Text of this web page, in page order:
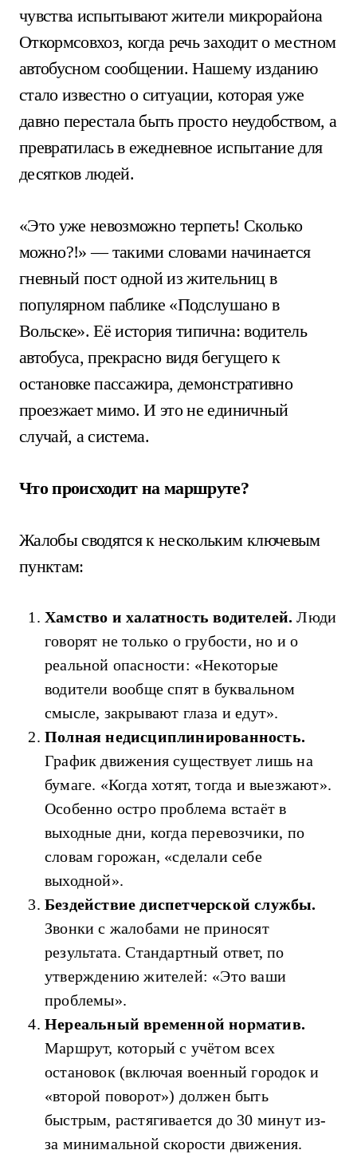
чувства испытывают жители микрорайона
Откормсовхоз, когда речь заходит о местном
автобусном сообщении. Нашему изданию
стало известно о ситуации, которая уже
давно перестала быть просто неудобством, а
превратилась в ежедневное испытание для
десятков людей.
«Это уже невозможно терпеть! Сколько
можно?!» — такими словами начинается
гневный пост одной из жительниц в
популярном паблике «Подслушано в
Вольске». Её история типична: водитель
автобуса, прекрасно видя бегущего к
остановке пассажира, демонстративно
проезжает мимо. И это не единичный
случай, а система.
Что происходит на маршруте?
Жалобы сводятся к нескольким ключевым
пунктам:
Хамство и халатность водителей. Люди
говорят не только о грубости, но и о
реальной опасности: «Некоторые
водители вообще спят в буквальном
смысле, закрывают глаза и едут».
Полная недисциплинированность.
График движения существует лишь на
бумаге. «Когда хотят, тогда и выезжают».
Особенно остро проблема встаёт в
выходные дни, когда перевозчики, по
словам горожан, «сделали себе
выходной».
Бездействие диспетчерской службы.
Звонки с жалобами не приносят
результата. Стандартный ответ, по
утверждению жителей: «Это ваши
проблемы».
Нереальный временной норматив.
Маршрут, который с учётом всех
остановок (включая военный городок и
«второй поворот») должен быть
быстрым, растягивается до 30 минут из-
за минимальной скорости движения.